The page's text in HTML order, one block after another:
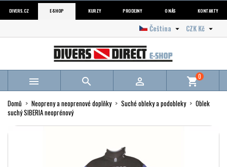
DIVERS.CZ E-SHOP KURZY PRODEJNY O NÁS KONTAKTY
CZK Kč 
Čeština 
   shopping_cart0
Domů Neopreny a neoprenové doplňky Suché obleky a podobleky
Oblek
suchý SIBERIA neoprénový